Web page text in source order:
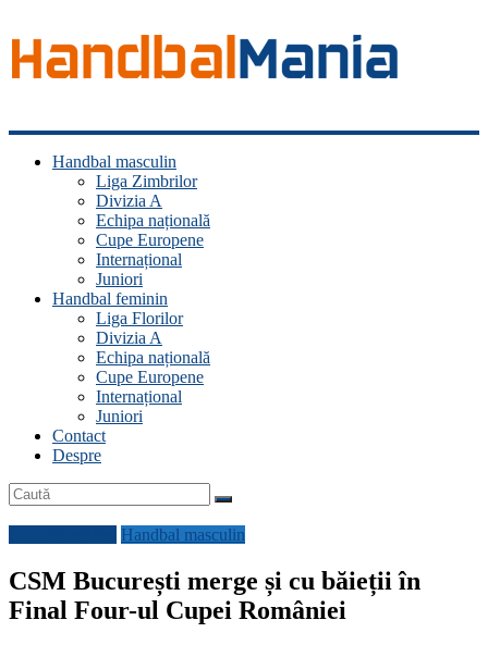
Handbal
ManiaHandbal masculin
Liga Zimbrilor
Divizia A
Echipa națională
Cupe Europene
Internațional
Juniori
Handbal feminin
Liga Florilor
Divizia A
Echipa națională
Cupe Europene
Internațional
Juniori
Contact
Despre
Handbal masculin
CSM București merge și cu băieții în
Final Four-ul Cupei României